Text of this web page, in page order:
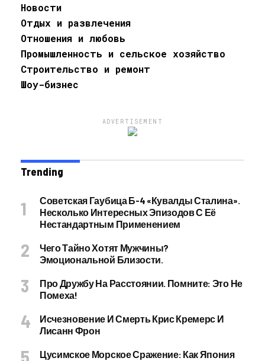
Новости
Отдых и развлечения
Отношения и любовь
Промышленность и сельское хозяйство
Строительство и ремонт
Шоу-бизнес
ADVERTISEMENT
Trending
Советская Гаубица Б-4 «Кувалды Сталина».
Несколько Интересных Эпизодов С Её
Нестандартным Применением
Чего Тайно Хотят Мужчины?
Эмоциональной Близости.
Про Дружбу На Расстоянии. Помните: Это Не
Помеха!
Исчезновение И Смерть Крис Кремерс И
Лисанн Фрон
Цусимское Морское Сражение: Как Япония